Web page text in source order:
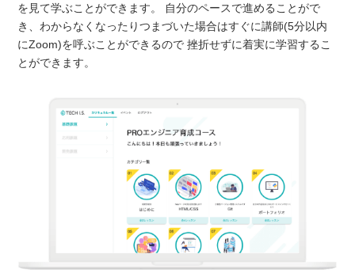
を見て学ぶことができます。 自分のペースで進めることがで
き、わからなくなったりつまづいた場合はすぐに講師(5分以内
にZoom)を呼ぶことができるので 挫折せずに着実に学習するこ
とができます。